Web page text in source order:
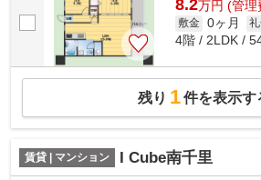
8.2万円 (管理
敷金 0ヶ月
4階 / 2LDK /
残り 1件を表示す
賃貸 | マンション I Cube南千里